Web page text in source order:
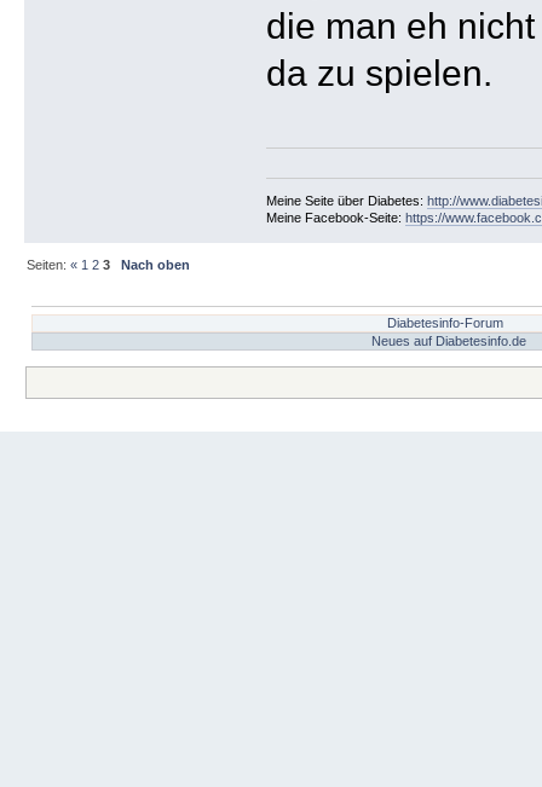
die man eh
da zu spielen.
Meine Seite über Diabetes: http://
Meine Facebook-Seite: https://
Seiten:« 1 2 3 Nach oben
Diabetesinfo-Forum
Neues auf Diabetesinfo.de